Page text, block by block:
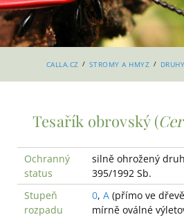
CALLA.CZ / STROMY A HMYZ / DRUHY
Tesařík obrovský (
Ochranný
status
silně ohrožený
395/1992 Sb.
Stupeň
rozpadu
0, A (přímo ve
mírně oválné